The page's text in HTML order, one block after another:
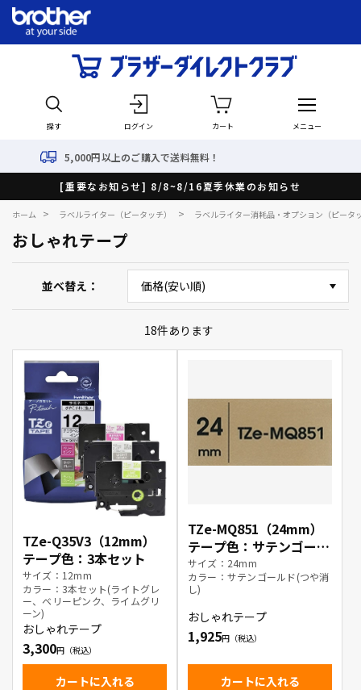
探す ログイン カート メニュー
ご購入で送料無料！
[重要なお知らせ] 8/8~8/16夏季休業のお知らせ
ホーム > ラベルライター（ピータッチ） > ラベルライター消耗品・オプション（ピータ
おしゃれテープ
並べ替え
18件あります
TZe-Q35V3（12mm）
テープ色：3本セット
サイズ：12mm
カラー：3本セット(ライトグレ
ー、ベリーピンク、ライムグリ
ーン)
おしゃれテープ
3,300
カートに入れる
TZe-MQ851（24mm）
テープ色：サテンゴール
ド(つや消し) / 黒文字
サイズ：24mm
カラー：サテンゴールド(つや消
し)
おしゃれテープ
1,925
カートに入れる